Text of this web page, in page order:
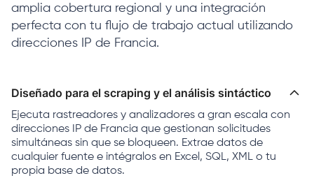
amplia cobertura regional y una integración
perfecta con tu flujo de trabajo actual utilizando
direcciones IP de Francia.
Diseñado para el scraping y el análisis sintáctico
Ejecuta rastreadores y analizadores a gran escala con
direcciones IP de Francia que gestionan solicitudes
simultáneas sin que se bloqueen. Extrae datos de
cualquier fuente e intégralos en Excel, SQL, XML o tu
propia base de datos.